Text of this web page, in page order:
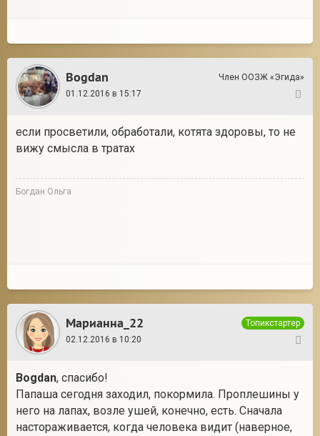
Bogdan
Член ООЗЖ «Эгида»
01.12.2016 в 15:17
если просветили, обработали, котята здоровы, то не
вижу смысла в тратах
Богдан Ольга
Марианна_22
Топикстартер
02.12.2016 в 10:20
Bogdan, спасибо!
Папаша сегодня заходил, покормила. Проплешины у
него на лапах, возле ушей, конечно, есть. Сначала
настораживается, когда человека видит (наверное,